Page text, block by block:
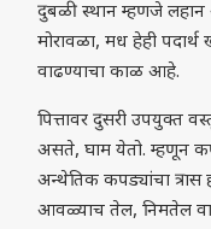
दुबळी स्थान म्हणजे
मोरावळा, मध हेही पदार्थ
वाढण्याचा काळ आहे.
पित्तावर दुसरी उपयुक्त
असते, घाम येतो. म्हणून
अन्थेतिक कपड्यांचा त्रास
आवळ्याच तेल, निमतेल